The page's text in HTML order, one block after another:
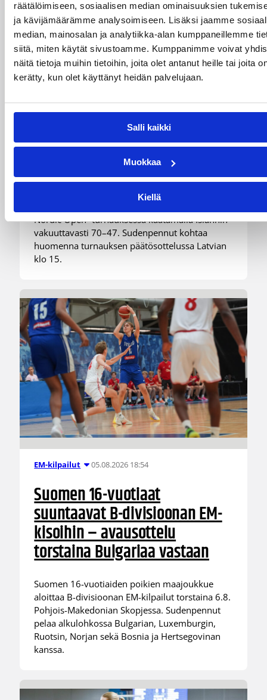
räätälöimiseen, sosiaalisen median ominaisuuksien
ja kävijämäärämme analysoimiseen. Lisäksi jaamme
median, mainosalan ja analytiikka-alan kumppaneillemme
siitä, miten käytät sivustoamme. Kumppanimme voivat
näitä tietoja muihin tietoihin, joita olet antanut heille tai joita
kerätty, kun olet käyttänyt heidän palvelujaan.
Salli kaikki
Muokkaa
Kiellä
Suomen 15-vuotiaat tytöt
voittivat Islannin Nordic Open -
turnauksen toisessa ottelussa
Suomen 15-vuotiaiden tyttöjen maajoukkue
Nordic Open -turnauksessa kaatamalla Islannin
vakuuttavasti 70–47. Sudenpennut kohtaa
huomenna turnauksen päätösottelussa Latvian
klo 15.
EM-kilpailut 05.08.2026 18:54
Suomen 16-vuotiaat
suuntaavat B-divisioonan EM-
kisoihin – avausottelu
torstaina Bulgariaa vastaan
Suomen 16-vuotiaiden poikien maajoukkue
aloittaa B-divisioonan EM-kilpailut torstaina 6.8.
Pohjois-Makedonian Skopjessa. Sudenpennut
pelaa alkulohkossa Bulgarian, Luxemburgin,
Ruotsin, Norjan sekä Bosnia ja Hertsegovinan
kanssa.